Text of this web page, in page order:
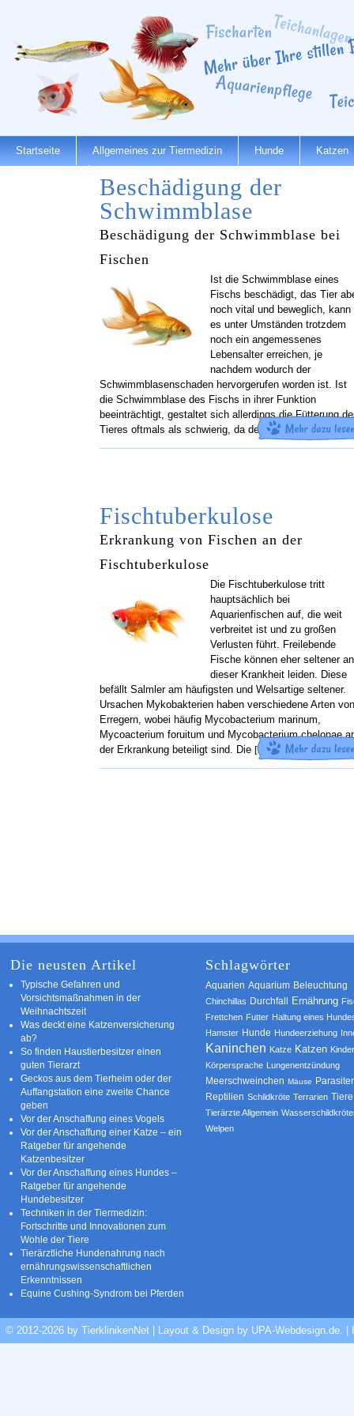
Startseite Allgemeines zur Tiermedizin Hunde Katzen
Beschädigung der
Schwimmblase
Beschädigung der Schwimmblase bei
Fischen
Ist die Schwimmblase eines
Fischs beschädigt, das Tier
noch vital und beweglich, kann
es unter Umständen trotzdem
noch ein angemessenes
Lebensalter erreichen, je
nachdem wodurch der
Schwimmblasenschaden hervorgerufen worden ist. Ist
die Schwimmblase des Fischs in ihrer Funktion
beeinträchtigt, gestaltet sich allerdings die Fütterung
Tieres oftmals als schwierig, da der Fisch nicht mehr
Fischtuberkulose
Erkrankung von Fischen an der
Fischtuberkulose
Die Fischtuberkulose tritt
hauptsächlich bei
Aquarienfischen auf, die weit
verbreitet ist und zu großen
Verlusten führt. Freilebende
Fische können eher seltener an
dieser Krankheit leiden. Diese
befällt Salmler am häufigsten und Welsartige seltener.
Ursachen Mykobakterien haben verschiedene Arten von
Erregern, wobei häufig Mycobacterium marinum,
Mycoacterium foruitum und Mycobacterium chelonae
der Erkrankung beteiligt sind. Die […]
Die neusten Artikel
Typische Gefahren und
Vorsichtsmaßnahmen in der
Weihnachtszeit
Was deckt eine Katzenversicherung
ab?
So finden Haustierbesitzer einen
guten Tierarzt
Geckos aus dem Tierheim oder der
Auffangstation eine zweite Chance
geben
Vor der Anschaffung eines Vogels
Vor der Anschaffung einer Katze – ein
Ratgeber für angehende
Katzenbesitzer
Vor der Anschaffung eines Hundes –
Ratgeber für angehende
Hundebesitzer
Techniken in der Tiermedizin:
Fortschritte und Innovationen zum
Wohle der Tiere
Tierärztliche Hundenahrung nach
ernährungswissenschaftlichen
Erkenntnissen
Equine Cushing-Syndrom bei Pferden
Schlagwörter
Aquarien Aquarium Beleuchtung
Chinchillas Durchfall Ernährung
Frettchen Futter Haltung eines
Hamster Hunde Hundeerziehung
Kaninchen Katze Katzen
Körpersprache Lungenentzündung
Meerschweinchen Mäuse
Reptilien Schildkröte Terrarien Tiere
Tierärzte Allgemein
Welpen
© 2012-2026 by TierklinikenNet | Layout & Design by UPA-Webdesign.de.